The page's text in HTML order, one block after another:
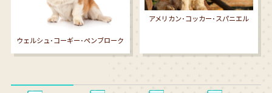
ウェルシュ･コーギー･ペンブローク
アメリカン･コッカー･スパニエル